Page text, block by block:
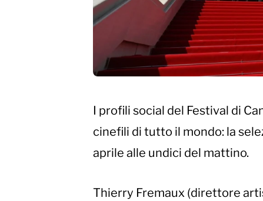
I profili social del Festival di
cinefili di tutto il mondo: la
aprile alle undici del mattino.
Thierry Fremaux (direttore